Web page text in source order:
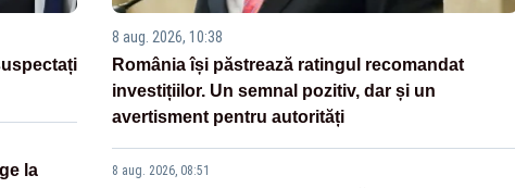
la
8 aug. 2026, 10:38
România își păstrează ratingul recomandat
investițiilor. Un semnal pozitiv, dar și un
avertisment pentru autorități
8 aug. 2026, 08:51